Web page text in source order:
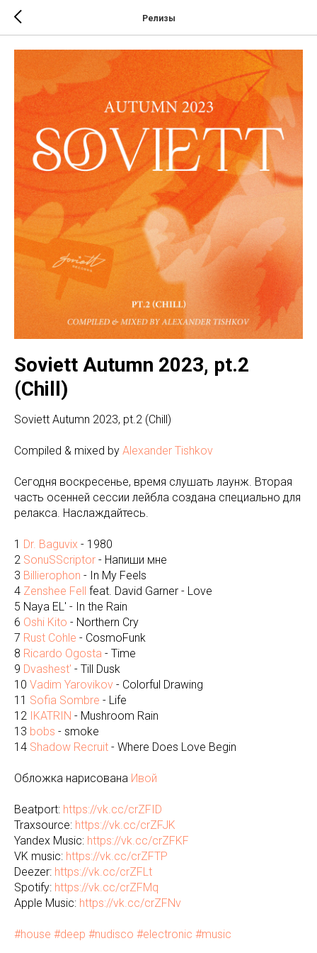
Релизы
Soviett Autumn 2023, pt.2
(Chill)
Soviett Autumn 2023, pt.2 (Chill)
Compiled & mixed by Alexander Tishkov
Сегодня воскресенье, время слушать лаунж. Вторая
часть осенней сессии лейбла создана специально для
релакса. Наслаждайтесь.
1 Dr. Baguvix - 1980
2 SonuSScriptor - Напиши мне
3 Billierophon - In My Feels
4 Zenshee Fell feat. David Garner - Love
5 Naya EL' - In the Rain
6 Oshi Kito - Northern Cry
7 Rust Cohle - CosmoFunk
8 Ricardo Ogosta - Time
9 Dvashest' - Till Dusk
10 Vadim Yarovikov - Colorful Drawing
11 Sofia Sombre - Life
12 IKATRIN - Mushroom Rain
13 bobs - smoke
14 Shadow Recruit - Where Does Love Begin
Обложка нарисована Ивой
Beatport: https://vk.cc/crZFID
Traxsource: https://vk.cc/crZFJK
Yandex Music: https://vk.cc/crZFKF
VK music: https://vk.cc/crZFTP
Deezer: https://vk.cc/crZFLt
Spotify: https://vk.cc/crZFMq
Apple Music: https://vk.cc/crZFNv
#house #deep #nudisco #electronic #music